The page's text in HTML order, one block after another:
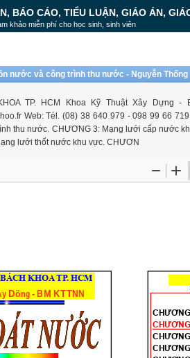
BÁO CÁO, TIỂU LUẬN, GIÁO ÁN,
khảo miễn phí cho học sinh, sinh viên
nước và công trình thu nước - Nguyễn Thống
TP. HCM Khoa Kỹ Thuật Xây Dựng -
Web: Tél. (08) 38 640 979 - 098 99 66
thu nước. CHƯƠNG 3: Mạng lưới cấp nước
lưới thốt nước khu vực. CHƯƠN